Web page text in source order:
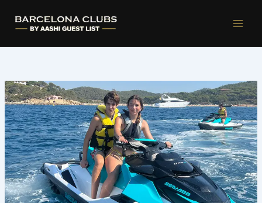
contenido